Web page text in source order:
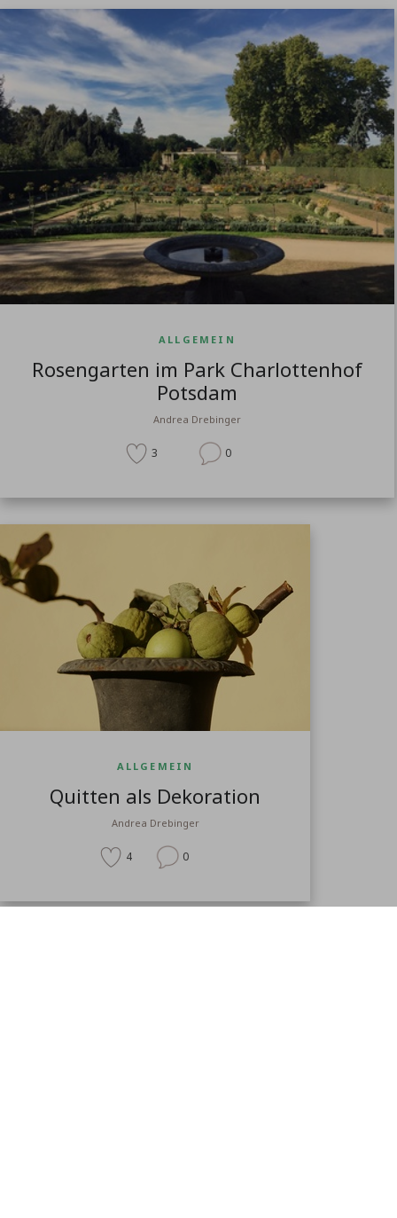
ALLGEMEIN
Rosengarten im Park Charlottenhof
Potsdam
Andrea Drebinger
3 0
ALLGEMEIN
Quitten als Dekoration
Andrea Drebinger
4 0